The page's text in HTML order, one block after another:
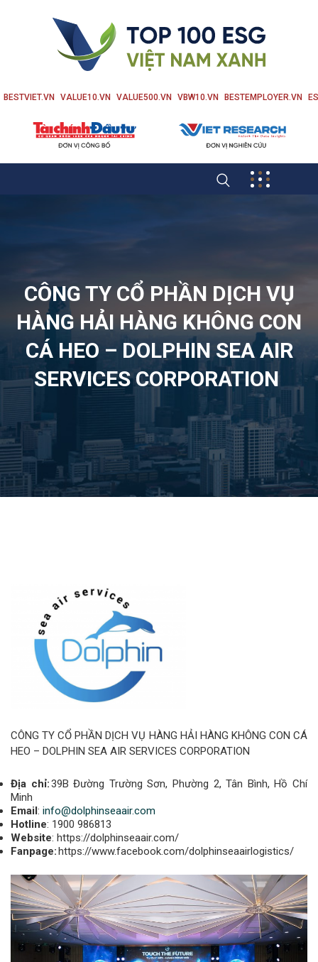
BESTVIET.VN VALUE10.VN VALUE500.VN VBW10.VN BESTEMPLOYER.VN
CÔNG TY CỔ PHẦN DỊCH VỤ
HÀNG HẢI HÀNG KHÔNG CON
CÁ HEO – DOLPHIN SEA AIR
SERVICES CORPORATION
CÔNG TY CỔ PHẦN DỊCH VỤ HÀNG HẢI HÀNG KHÔNG CON CÁ
HEO – DOLPHIN SEA AIR SERVICES CORPORATION
Địa chỉ:39B Đường Trường Sơn, Phường 2, Tân Bình, Hồ Chí
Minh
Email: info@dolphinseaair.com
Hotline: 1900 986813
Website: https://dolphinseaair.com/
Fanpage:https://www.facebook.com/dolphinseaairlogistics/